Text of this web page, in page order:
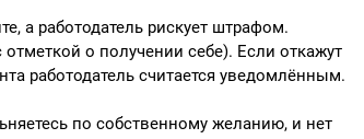
а работодатель рискует штрафом.
о получении себе). Если откажут
работодатель считается уведомлённым.
по собственному желанию, и нет